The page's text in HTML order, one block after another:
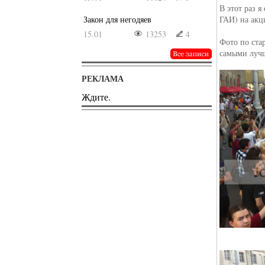
Закон для негодяев
15.01
13253 4
РЕКЛАМА
Ждите.
В этот раз
ГАИ) на
Фото по
самыми